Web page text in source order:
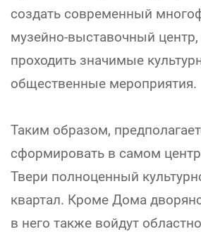
создать современный
музейно-выставочный
проходить значимые
общественные мероприятия.
Таким образом,
сформировать в самом
Твери полноценный
квартал. Кроме Дома
в него также войдут